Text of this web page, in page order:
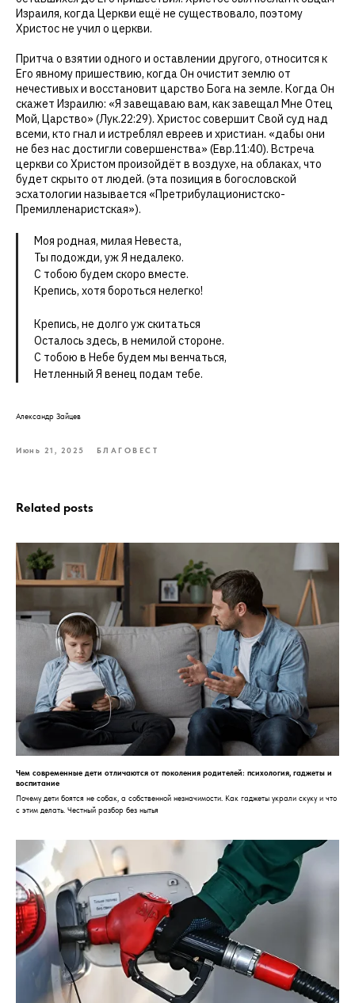
Израиля, когда Церкви ещё не существовало, поэтому
Христос не учил о церкви.
Притча о взятии одного и оставлении другого, относится к
Его явному пришествию, когда Он очистит землю от
нечестивых и восстановит царство Бога на земле. Когда Он
скажет Израилю: «Я завещаваю вам, как завещал Мне Отец
Мой, Царство» (Лук.22:29). Христос совершит Свой суд над
всеми, кто гнал и истреблял евреев и христиан. «дабы они
не без нас достигли совершенства» (Евр.11:40). Встреча
церкви со Христом произойдёт в воздухе, на облаках, что
будет скрыто от людей. (эта позиция в богословской
эсхатологии называется «Претрибулационистско-
Премилленаристская»).
Моя родная, милая Невеста,
Ты подожди, уж Я недалеко.
С тобою будем скоро вместе.
Крепись, хотя бороться нелегко!
Крепись, не долго уж скитаться
Осталось здесь, в немилой стороне.
С тобою в Небе будем мы венчаться,
Нетленный Я венец подам тебе.
Александр Зайцев
Июнь 21, 2025 БЛАГОВЕСТ
Related posts
Чем современные дети отличаются от поколения родителей: психология, гаджеты и
воспитание
Почему дети боятся не собак, а собственной незначимости. Как гаджеты украли скуку и что
с этим делать. Честный разбор без нытья